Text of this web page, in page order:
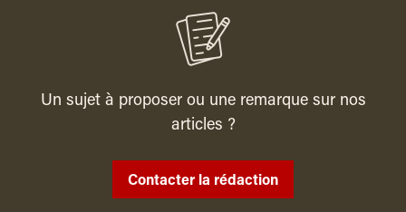
Un sujet à proposer ou une remarque sur nos
articles ?
Contacter la rédaction